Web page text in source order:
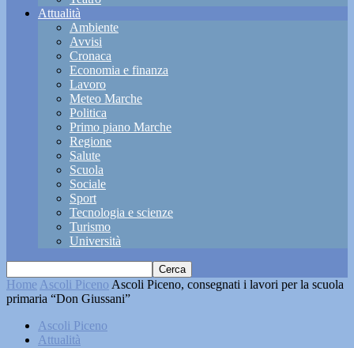
Attualità
Ambiente
Avvisi
Cronaca
Economia e finanza
Lavoro
Meteo Marche
Politica
Primo piano Marche
Regione
Salute
Scuola
Sociale
Sport
Tecnologia e scienze
Turismo
Università
Home Ascoli Piceno Ascoli Piceno, consegnati i lavori per la scuola
primaria “Don Giussani”
Ascoli Piceno
Attualità